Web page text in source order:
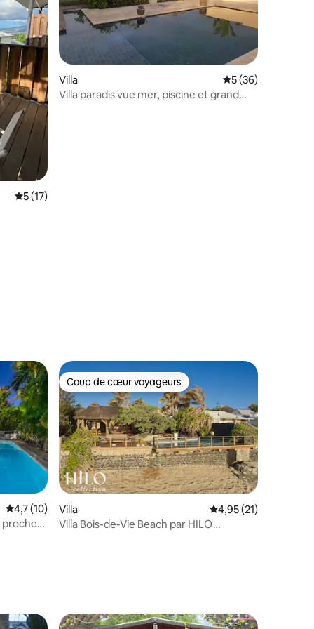
: 5 sur 5
Évaluation moyenne sur la base de 17 commentaires : 5 sur 5
5 (17)
Villa Évaluation
5 (36)
Villa paradis vue mer, piscine et grand
: 4,96 sur 5
Évaluation moyenne sur la base de 10 commentaires : 4,7 sur 5
4,7 (10)
proche
Coup de cœur voyageurs
Coup de cœur voyageurs
Villa Évaluation moyenne
4,95 (21)
Villa Bois-de-Vie Beach par HILO